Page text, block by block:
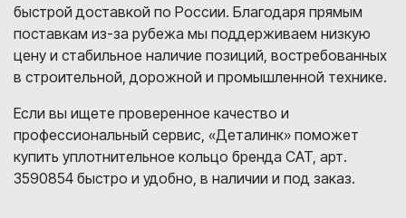
быстрой доставкой по России. Благодаря прямым
поставкам из-за рубежа мы поддерживаем низкую
цену и стабильное наличие позиций, востребованных
в строительной, дорожной и промышленной технике.
Если вы ищете проверенное качество и
профессиональный сервис, «Деталинк» поможет
купить уплотнительное кольцо бренда CAT, арт.
3590854 быстро и удобно, в наличии и под заказ.